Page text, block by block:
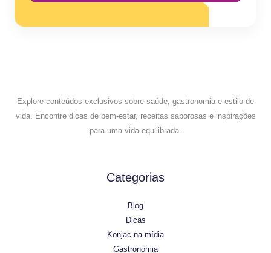
Explore conteúdos exclusivos sobre saúde, gastronomia e estilo de
vida. Encontre dicas de bem-estar, receitas saborosas e inspirações
para uma vida equilibrada.
Categorias
Blog
Dicas
Konjac na mídia
Gastronomia